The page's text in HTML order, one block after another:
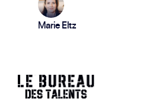
Marie Eltz